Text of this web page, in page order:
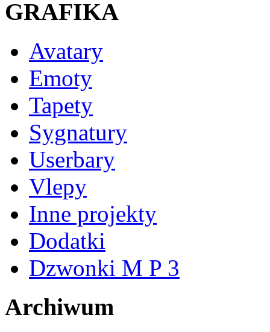
GRAFIKA
Avatary
Emoty
Tapety
Sygnatury
Userbary
Vlepy
Inne projekty
Dodatki
Dzwonki M P 3
Archiwum